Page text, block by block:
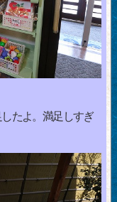
たよ。満足しすぎ